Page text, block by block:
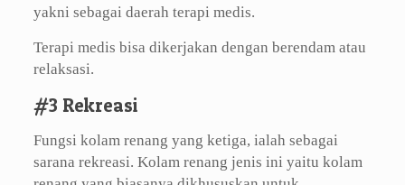
yakni sebagai daerah terapi medis.
Terapi medis bisa dikerjakan dengan berendam atau
relaksasi.
#3 Rekreasi
Fungsi kolam renang yang ketiga, ialah sebagai
sarana rekreasi. Kolam renang jenis ini yaitu kolam